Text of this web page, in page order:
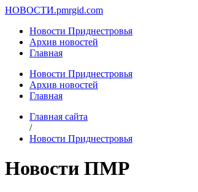
НОВОСТИ.pmrgid.com
Новости Приднестровья
Архив новостей
Главная
Новости Приднестровья
Архив новостей
Главная
Главная сайта
/
Новости Приднестровья
Новости ПМР